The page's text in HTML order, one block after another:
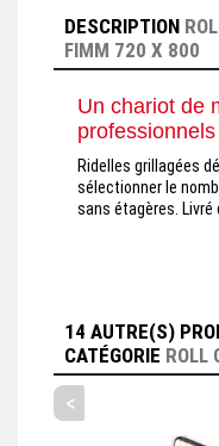
DESCRIPTION
FIMM 720 X 800
Un chariot de
professionnels
Ridelles grillagées
sélectionner le
sans étagères.
14 AUTRE(S)
CATÉGORIE ROLL
<